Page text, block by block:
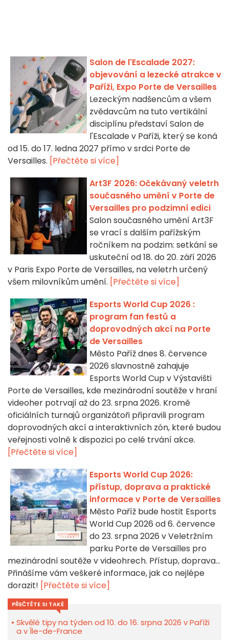
Salon de l'Escalade 2027:
objevování a lezecké atrakce v
Paříži, Expo Porte de Versailles
Lezeckým nadšencům a všem
zvědavcům na tuto vertikální
disciplínu představí Salon de
l'Escalade v Paříži, který se koná
od 15. do 17. ledna 2027 přímo v srdci Porte de
Versailles. [Přečtěte si více]
Art3F 2026: Očekávaný veletrh
současného umění v Porte de
Versailles pro podzimní edici
Salon současného umění Art3F
se vrací s dalším pařížským
ročníkem na podzim: setkání se
uskuteční od 18. do 20. září 2026
v Paris Expo Porte de Versailles, na veletrh určený
všem milovníkům umění. [Přečtěte si více]
Esports World Cup 2026 :
program fan festů a
doprovodných akcí na Porte
de Versailles
Město Paříž dnes 8. července
2026 slavnostně zahajuje
Esports World Cup v Výstavišti
Porte de Versailles, kde mezinárodní soutěže v hraní
videoher potrvají až do 23. srpna 2026. Kromě
oficiálních turnajů organizátoři připravili program
doprovodných akcí a interaktivních zón, které budou
veřejnosti volně k dispozici po celé trvání akce.
[Přečtěte si více]
Esports World Cup 2026:
přístup, doprava a praktické
informace v Porte de Versailles
Město Paříž bude hostit Esports
World Cup 2026 od 6. července
do 23. srpna 2026 v Veletržním
parku Porte de Versailles pro
mezinárodní soutěže v videohrech. Přístup, doprava...
Přinášíme vám veškeré informace, jak co nejlépe
dorazit! [Přečtěte si více]
PŘEČTĚTE SI TAKÉ
Skvělé tipy na týden od 10. do 16. srpna 2026 v Paříži
a v Île-de-France